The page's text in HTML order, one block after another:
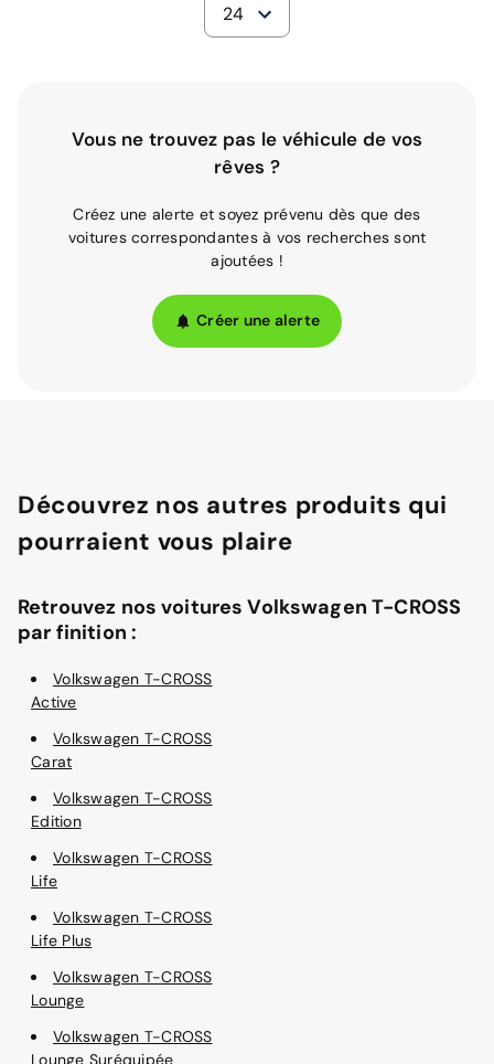
24
Vous ne trouvez pas le véhicule de vos
rêves ?
Créez une alerte et soyez prévenu dès que des
voitures correspondantes à vos recherches sont
ajoutées !
Créer une alerte
Découvrez nos autres produits qui
pourraient vous plaire
Retrouvez nos voitures Volkswagen T-CROSS
par finition :
Volkswagen T-CROSS
Active
Volkswagen T-CROSS
Carat
Volkswagen T-CROSS
Edition
Volkswagen T-CROSS
Life
Volkswagen T-CROSS
Life Plus
Volkswagen T-CROSS
Lounge
Volkswagen T-CROSS
Lounge Suréquipée